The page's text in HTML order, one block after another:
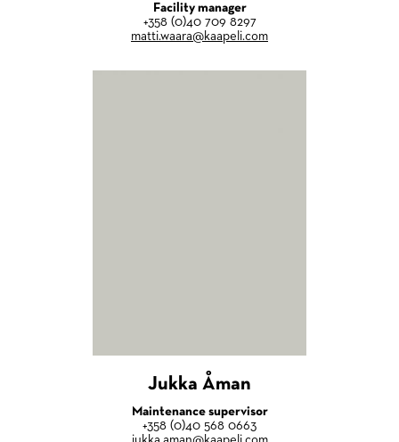
Facility manager
+358 (0)40 709 8297
matti.waara@kaapeli.com
Jukka Åman
Maintenance supervisor
+358 (0)40 568 0663